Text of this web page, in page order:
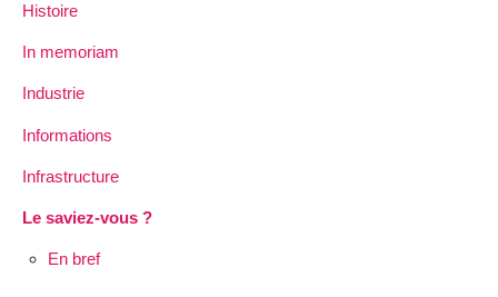
Histoire
In memoriam
Industrie
Informations
Infrastructure
Le saviez-vous ?
En bref